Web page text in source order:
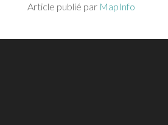
Article publié par MapInfo